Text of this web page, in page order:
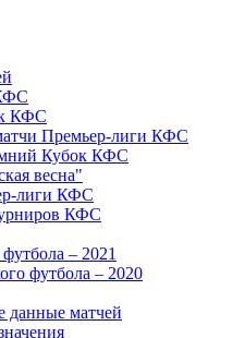
КФС
Премьер-лиги КФС
Кубок КФС
весна"
лиги КФС
КФС
– 2021
футбола – 2020
данные матчей